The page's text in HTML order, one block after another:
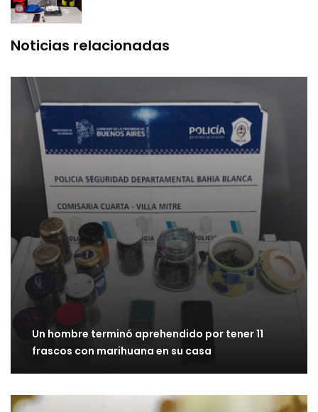
Noticias relacionadas
Un hombre terminó aprehendido por tener 11
frascos con marihuana en su casa